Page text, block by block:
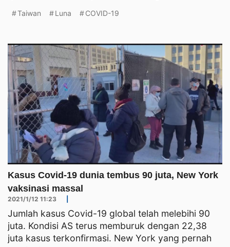
Taiwan Luna COVID-19
Kasus Covid-19 dunia tembus 90 juta, New York
vaksinasi massal
2021/1/12 11:23
Jumlah kasus Covid-19 global telah melebihi 90
juta. Kondisi AS terus memburuk dengan 22,38
juta kasus terkonfirmasi. New York yang pernah